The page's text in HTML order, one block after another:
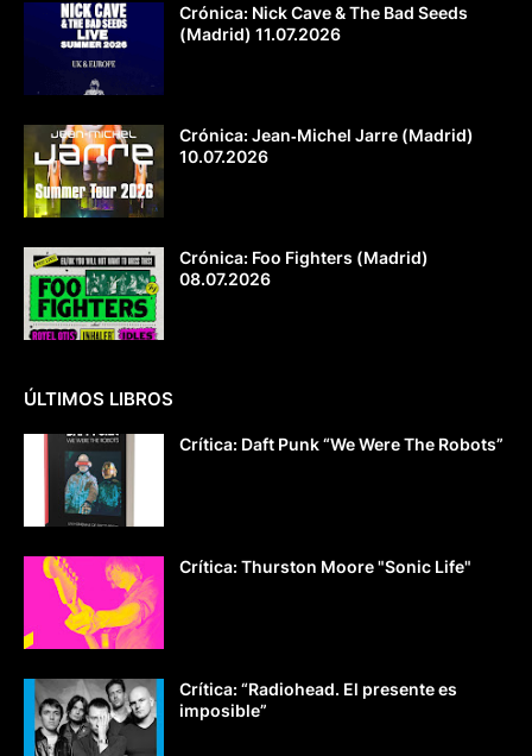
Crónica: Nick Cave & The Bad Seeds
(Madrid) 11.07.2026
Crónica: Jean‐Michel Jarre (Madrid)
10.07.2026
Crónica: Foo Fighters (Madrid)
08.07.2026
ÚLTIMOS LIBROS
Crítica: Daft Punk “We Were The Robots”
Crítica: Thurston Moore "Sonic Life"
Crítica: “Radiohead. El presente es
imposible”